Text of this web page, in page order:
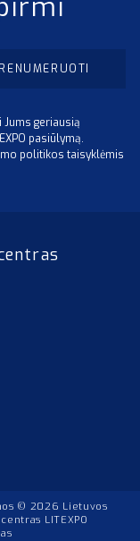
geriausią
pasiūlymą.
politikos taisyklėmis
© 2026 Lietuvos
LITEXPO